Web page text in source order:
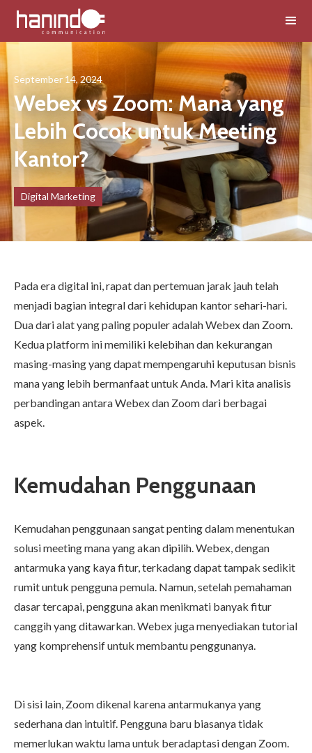
September 14, 2024
Webex vs Zoom: Mana yang
Lebih Cocok untuk Meeting
Kantor?
Digital Marketing
Pada era digital ini, rapat dan pertemuan jarak jauh telah
menjadi bagian integral dari kehidupan kantor sehari-hari.
Dua dari alat yang paling populer adalah Webex dan Zoom.
Kedua platform ini memiliki kelebihan dan kekurangan
masing-masing yang dapat mempengaruhi keputusan bisnis
mana yang lebih bermanfaat untuk Anda. Mari kita analisis
perbandingan antara Webex dan Zoom dari berbagai
aspek.
Kemudahan Penggunaan
Kemudahan penggunaan sangat penting dalam menentukan
solusi meeting mana yang akan dipilih. Webex, dengan
antarmuka yang kaya fitur, terkadang dapat tampak sedikit
rumit untuk pengguna pemula. Namun, setelah pemahaman
dasar tercapai, pengguna akan menikmati banyak fitur
canggih yang ditawarkan. Webex juga menyediakan tutorial
yang komprehensif untuk membantu penggunanya.
Di sisi lain, Zoom dikenal karena antarmukanya yang
sederhana dan intuitif. Pengguna baru biasanya tidak
memerlukan waktu lama untuk beradaptasi dengan Zoom.